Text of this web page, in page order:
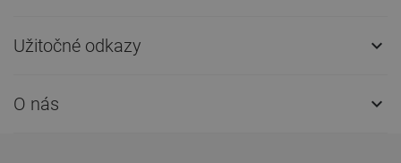
Užitočné odkazy 
O nás 